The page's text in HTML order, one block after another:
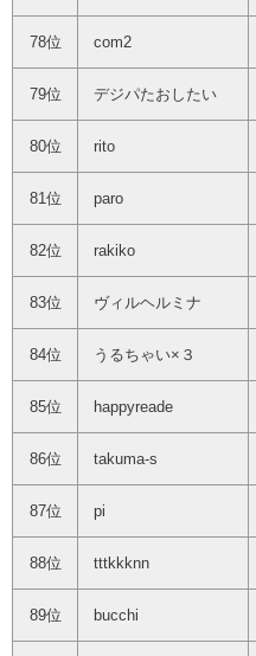
78位 com2
79位 デジパたおしたい
80位 rito
81位 paro
82位 rakiko
83位 ヴィルヘルミナ
84位 うるちゃい×３
85位 happyreade
86位 takuma-s
87位 pi
88位 tttkkknn
89位 bucchi